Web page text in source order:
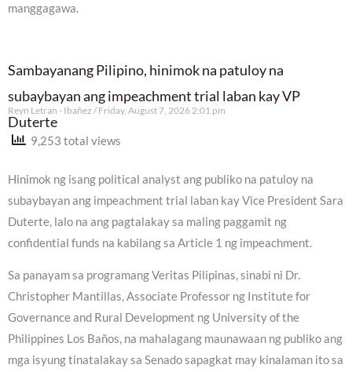
manggagawa.
Sambayanang Pilipino, hinimok na patuloy na
subaybayan ang impeachment trial laban kay VP
Duterte
Reyn Letran - Ibañez Friday, August 7, 2026 2:01 pm
9,253 total views
Hinimok ng isang political analyst ang publiko na patuloy na
subaybayan ang impeachment trial laban kay Vice President Sara
Duterte, lalo na ang pagtalakay sa maling paggamit ng
confidential funds na kabilang sa Article 1 ng impeachment.
Sa panayam sa programang Veritas Pilipinas, sinabi ni Dr.
Christopher Mantillas, Associate Professor ng Institute for
Governance and Rural Development ng University of the
Philippines Los Baños, na mahalagang maunawaan ng publiko ang
mga isyung tinatalakay sa Senado sapagkat may kinalaman ito sa